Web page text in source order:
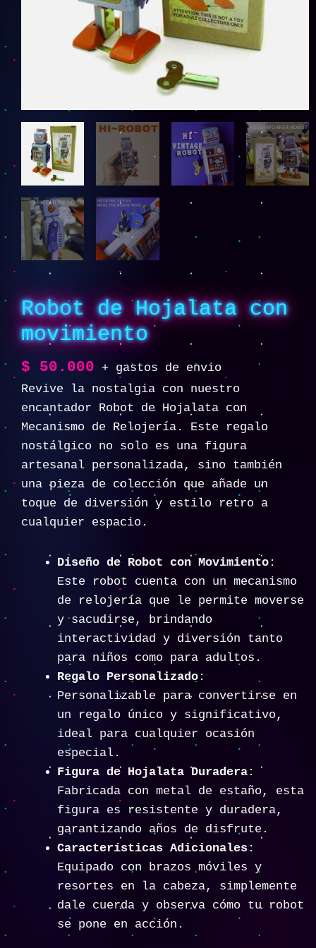
Robot de Hojalata con
movimiento
$ 50.000
+ gastos de envio
Revive la nostalgia con nuestro
encantador Robot de Hojalata con
Mecanismo de Relojería. Este regalo
nostálgico no solo es una figura
artesanal personalizada, sino también
una pieza de colección que añade un
toque de diversión y estilo retro a
cualquier espacio.
Diseño de Robot con Movimiento :
Este robot cuenta con un mecanismo
de relojería que le permite moverse
y sacudirse, brindando
interactividad y diversión tanto
para niños como para adultos.
Regalo Personalizado :
Personalizable para convertirse en
un regalo único y significativo,
ideal para cualquier ocasión
especial.
Figura de Hojalata Duradera :
Fabricada con metal de estaño, esta
figura es resistente y duradera,
garantizando años de disfrute.
Características Adicionales :
Equipado con brazos móviles y
resortes en la cabeza, simplemente
dale cuerda y observa cómo tu robot
se pone en acción.